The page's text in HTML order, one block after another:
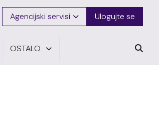
Agencijski servisi Ulogujte se
OSTALO